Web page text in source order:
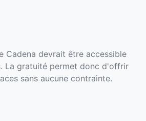
Cadena devrait être accessible
La gratuité permet donc d'offrir
sans aucune contrainte.